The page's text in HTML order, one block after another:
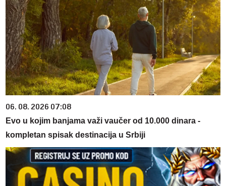
06. 08. 2026 07:08
Evo u kojim banjama važi vaučer od 10.000 dinara -
kompletan spisak destinacija u Srbiji